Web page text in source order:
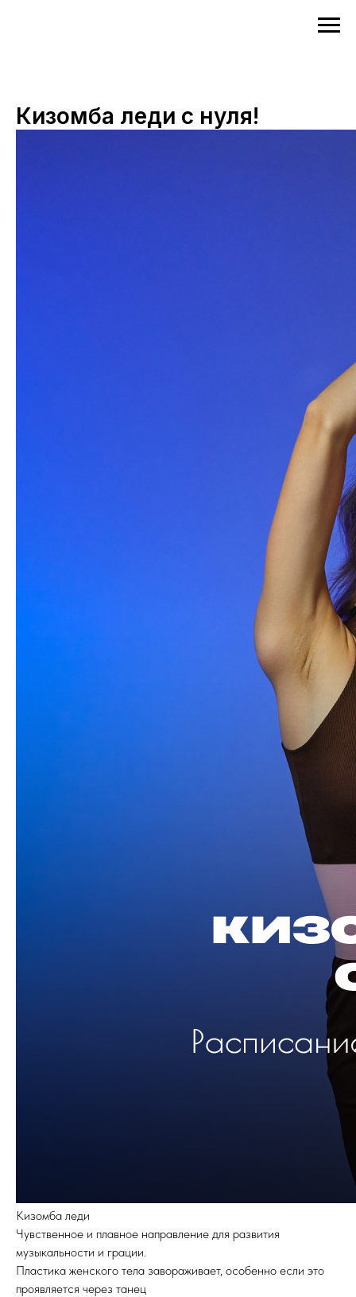
Кизомба леди с нуля!
Кизомба леди
Чувственное и плавное направление для развития
музыкальности и грации.
Пластика женского тела завораживает, особенно если это
проявляется через танец